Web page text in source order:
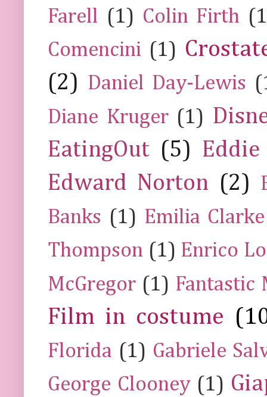
Farell (1) Colin Firth
Comencini (1)
(2) Daniel Day-Lewis
Diane Kruger (1)
EatingOut (5) Eddie
Edward Norton (2)
Banks (1) Emilia Clarke
Thompson (1) Enrico
McGregor (1) Fantastic
Film in costume
Florida (1) Gabriele
George Clooney (1)